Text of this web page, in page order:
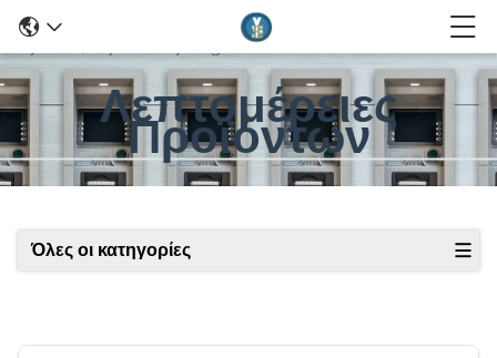
Λεπτομέρειες
Προϊόντων
Όλες οι κατηγορίες